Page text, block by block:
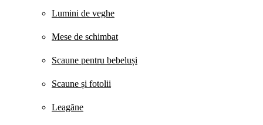
Lumini de veghe
Mese de schimbat
Scaune pentru bebeluși
Scaune și fotolii
Leagăne